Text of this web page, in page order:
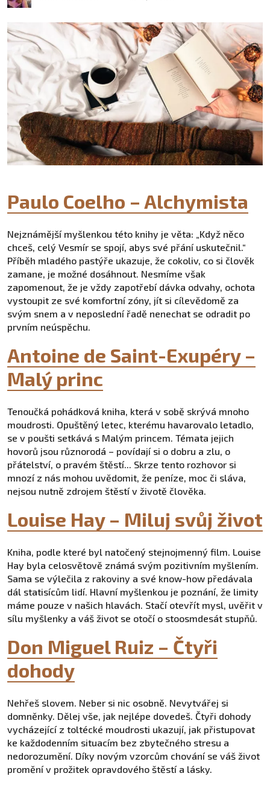
Paulo Coelho – Alchymista
Nejznámější myšlenkou této knihy je věta: „Když něco
chceš, celý Vesmír se spojí, abys své přání uskutečnil.“
Příběh mladého pastýře ukazuje, že cokoliv, co si člověk
zamane, je možné dosáhnout. Nesmíme však
zapomenout, že je vždy zapotřebí dávka odvahy, ochota
vystoupit ze své komfortní zóny, jít si cílevědomě za
svým snem a v neposlední řadě nenechat se odradit po
prvním neúspěchu.
Antoine de Saint-Exupéry –
Malý princ
Tenoučká pohádková kniha, která v sobě skrývá mnoho
moudrosti. Opuštěný letec, kterému havarovalo letadlo,
se v poušti setkává s Malým princem. Témata jejich
hovorů jsou různorodá – povídají si o dobru a zlu, o
přátelství, o pravém štěstí... Skrze tento rozhovor si
mnozí z nás mohou uvědomit, že peníze, moc či sláva,
nejsou nutně zdrojem štěstí v životě člověka.
Louise Hay – Miluj svůj život
Kniha, podle které byl natočený stejnojmenný film. Louise
Hay byla celosvětově známá svým pozitivním myšlením.
Sama se výlečila z rakoviny a své know-how předávala
dál statisícům lidí. Hlavní myšlenkou je poznání, že limity
máme pouze v našich hlavách. Stačí otevřít mysl, uvěřit v
sílu myšlenky a váš život se otočí o stoosmdesát stupňů.
Don Miguel Ruiz – Čtyři
dohody
Nehřeš slovem. Neber si nic osobně. Nevytvářej si
domněnky. Dělej vše, jak nejlépe dovedeš. Čtyři dohody
vycházející z toltécké moudrosti ukazují, jak přistupovat
ke každodenním situacím bez zbytečného stresu a
nedorozumění. Díky novým vzorcům chování se váš život
promění v prožitek opravdového štěstí a lásky.